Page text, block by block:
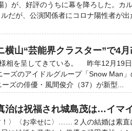
）が、好評のうちに幕を降ろした。カ
だが、公演関係者にコロナ陽性者が
横山“芸能界クラスター”で4
相を呈してきている。 昨年12月19日
ズのアイドルグループ「Snow Man」
ズの俳優・風間俊介（37）が新型...
治は祝福され城島茂は…イマ
〉〈お幸せに〉……２人の結婚は素直